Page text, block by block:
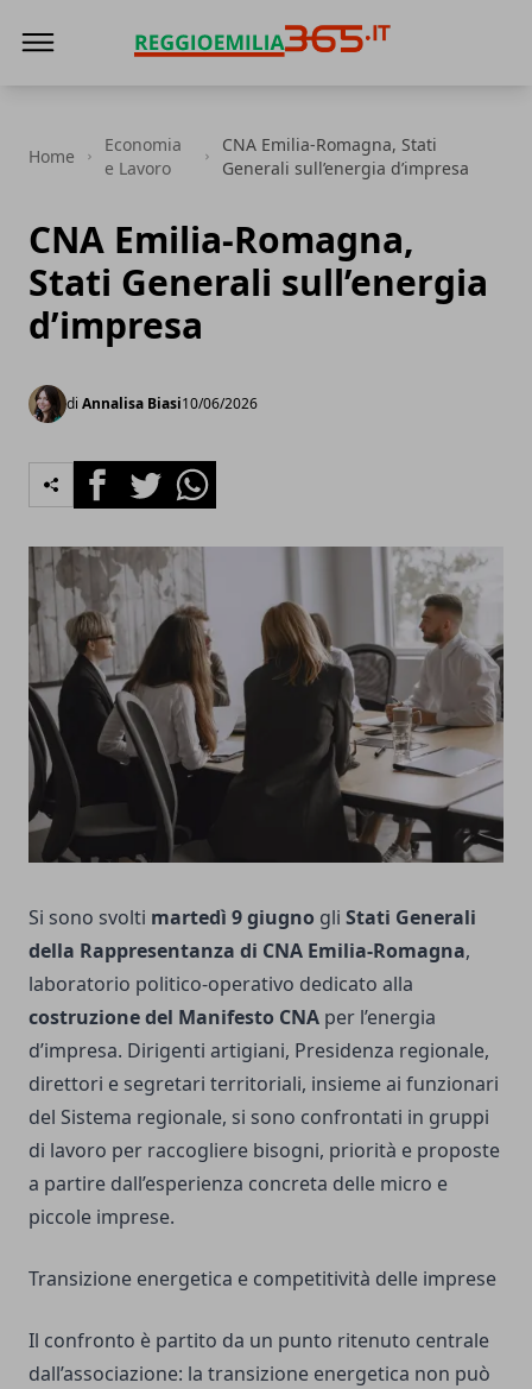
Home
Economia
e Lavoro
CNA Emilia-Romagna, Stati
Generali sull’energia d’impresa
CNA Emilia-Romagna,
Stati Generali sull’energia
d’impresa
di Annalisa Biasi10/06/2026
FacebookTwitterWhatsapp
Si sono svolti martedì 9 giugno gli Stati Generali
della Rappresentanza di CNA Emilia-Romagna,
laboratorio politico-operativo dedicato alla
costruzione del Manifesto CNA per l’energia
d’impresa. Dirigenti artigiani, Presidenza regionale,
direttori e segretari territoriali, insieme ai funzionari
del Sistema regionale, si sono confrontati in gruppi
di lavoro per raccogliere bisogni, priorità e proposte
a partire dall’esperienza concreta delle micro e
piccole imprese.
Transizione energetica e competitività delle imprese
Il confronto è partito da un punto ritenuto centrale
dall’associazione: la transizione energetica non può